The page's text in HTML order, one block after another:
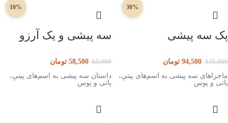
30%
پک سه پیشی‌
135,000
94,500 تومان
ماجراهای سه پیشی به اسم‌های پیتیِ،
پاتی و پوس
10%
سه پیشی و یک آرزو
65,000
58,500 تومان
داستان سه پیشی به اسم‌های پیتیِ،
پاتی و پوس